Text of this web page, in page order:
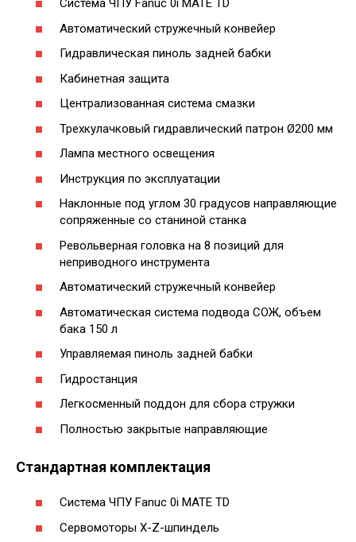
Система ЧПУ Fanuc 0i MATE TD
Автоматический стружечный конвейер
Гидравлическая пиноль задней бабки
Кабинетная защита
Централизованная система смазки
Трехкулачковый гидравлический патрон Ø200 мм
Лампа местного освещения
Инструкция по эксплуатации
Наклонные под углом 30 градусов направляющие
сопряженные со станиной станка
Револьверная головка на 8 позиций для
неприводного инструмента
Автоматический стружечный конвейер
Автоматическая система подвода СОЖ, объем
бака 150 л
Управляемая пиноль задней бабки
Гидростанция
Легкосменный поддон для сбора стружки
Полностью закрытые направляющие
Стандартная комплектация
Система ЧПУ Fanuc 0i MATE TD
Сервомоторы X-Z-шпиндель